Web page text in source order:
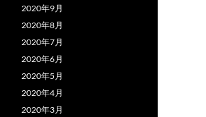
2020年9月
2020年8月
2020年7月
2020年6月
2020年5月
2020年4月
2020年3月